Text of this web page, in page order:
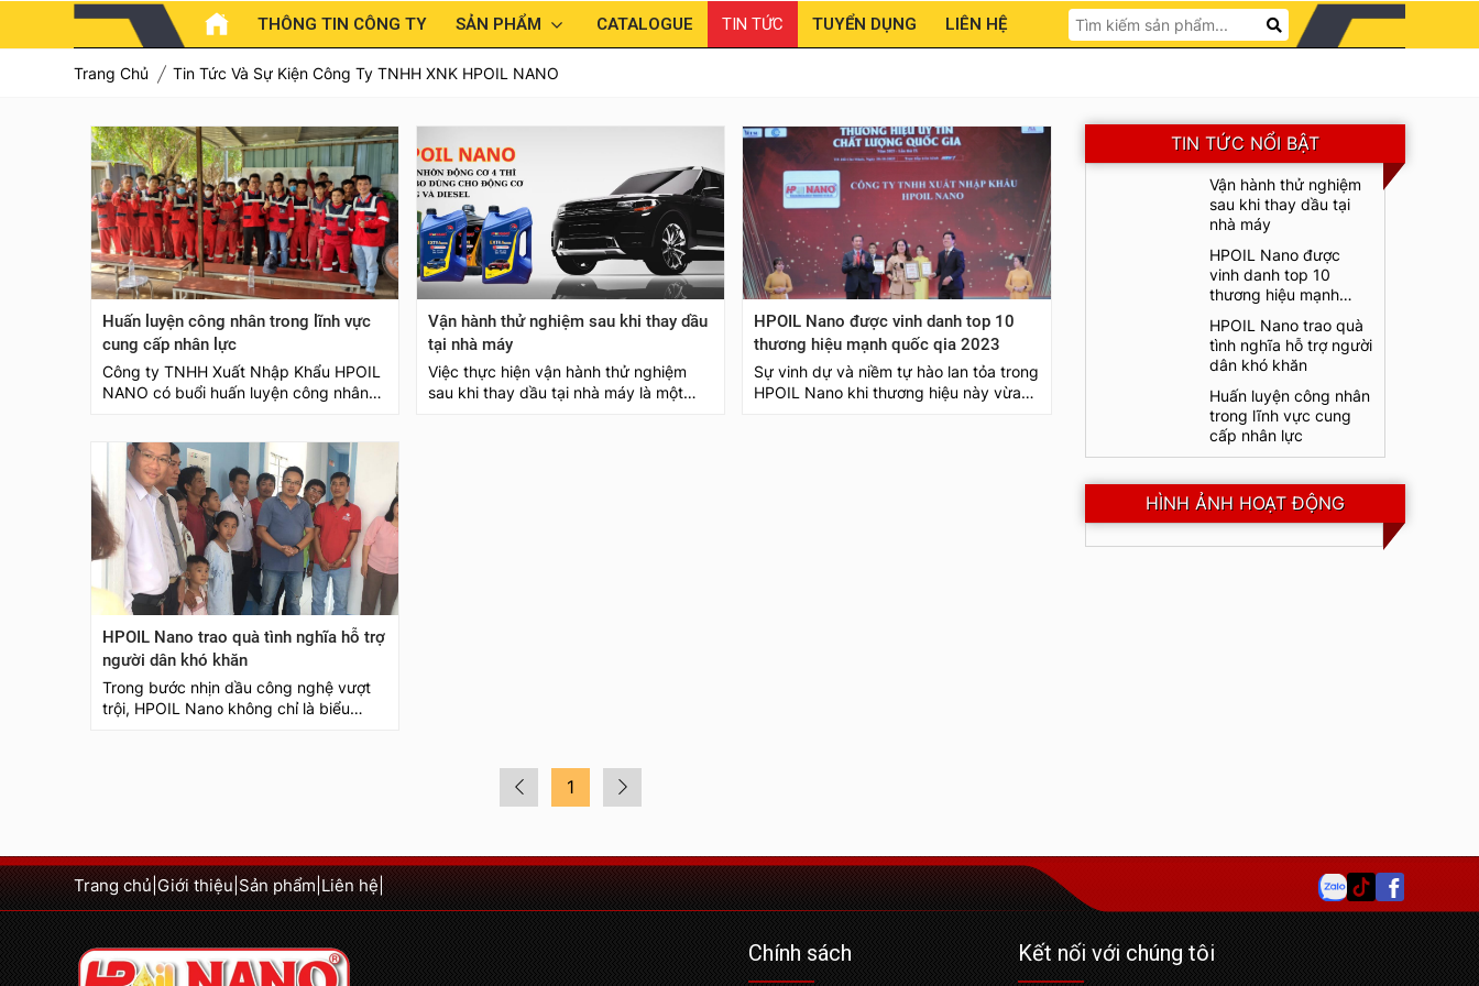
THÔNG TIN CÔNG TY SẢN PHẨM CATALOGUE TIN TỨC TUYỂN DỤNG LIÊN HỆ
Trang Chủ Tin Tức Và Sự Kiện Công Ty TNHH XNK HPOIL NANO
Huấn luyện công nhân trong lĩnh vực
cung cấp nhân lực
Công ty TNHH Xuất Nhập Khẩu HPOIL
NANO có buổi huấn luyện công nhân
Vận hành thử nghiệm sau khi thay dầu
tại nhà máy
Việc thực hiện vận hành thử nghiệm
sau khi thay dầu tại nhà máy là một
HPOIL Nano được vinh danh top 10
thương hiệu mạnh quốc qia 2023
Sự vinh dự và niềm tự hào lan tỏa trong
HPOIL Nano khi thương hiệu này vừa
HPOIL Nano trao quà tình nghĩa hỗ trợ
người dân khó khăn
Trong bước nhịn dầu công nghệ vượt
trội, HPOIL Nano không chỉ là biểu
1
TIN TỨC NỔI BẬT
Vận hành thử nghiệm
sau khi thay dầu tại
nhà máy
HPOIL Nano được
vinh danh top 10
thương hiệu mạnh
HPOIL Nano trao quà
tình nghĩa hỗ trợ người
dân khó khăn
Huấn luyện công nhân
trong lĩnh vực cung
cấp nhân lực
HÌNH ẢNH HOẠT ĐỘNG
Trang chủ|Giới thiệu|Sản phẩm|Liên hệ|
Chính sách Kết nối với chúng tôi